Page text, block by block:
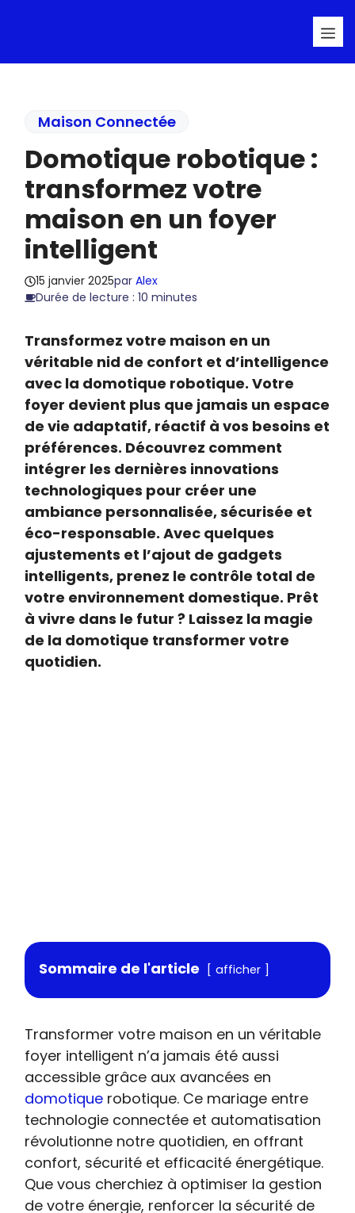
Maison Connectée
Domotique robotique :
transformez votre
maison en un foyer
intelligent
15 janvier 2025parAlex
Durée de lecture : 10 minutes
Transformez votre maison en un
véritable nid de confort et d’intelligence
avec la domotique robotique. Votre
foyer devient plus que jamais un espace
de vie adaptatif, réactif à vos besoins et
préférences. Découvrez comment
intégrer les dernières innovations
technologiques pour créer une
ambiance personnalisée, sécurisée et
éco-responsable. Avec quelques
ajustements et l’ajout de gadgets
intelligents, prenez le contrôle total de
votre environnement domestique. Prêt
à vivre dans le futur ? Laissez la magie
de la domotique transformer votre
quotidien.
Sommaire de l'article afficher
Transformer votre maison en un véritable
foyer intelligent n’a jamais été aussi
accessible grâce aux avancées en
domotique robotique. Ce mariage entre
technologie connectée et automatisation
révolutionne notre quotidien, en offrant
confort, sécurité et efficacité énergétique.
Que vous cherchiez à optimiser la gestion
de votre énergie, renforcer la sécurité de